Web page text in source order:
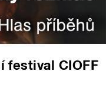
festival CIOFF